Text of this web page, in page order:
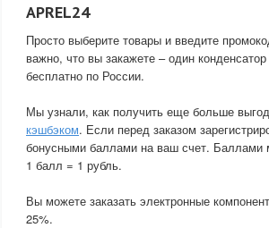
APREL24
Просто выберите товары и введите
важно, что вы закажете – один
бесплатно по России.
Мы узнали, как получить еще больше
кэшбэком. Если перед заказом
бонусными баллами на ваш счет. Баллами
1 балл = 1 рубль.
Вы можете заказать электронные
25%.